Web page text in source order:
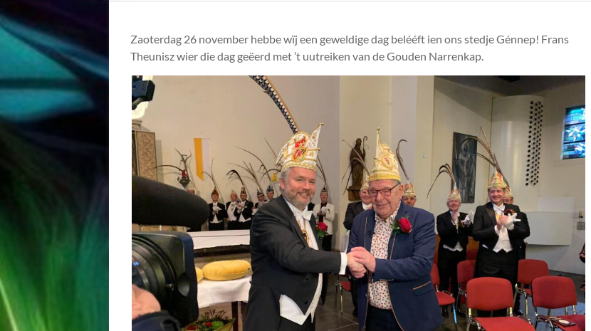
Zaoterdag 26 november hebbe wïj een geweldige dag belééft ien ons stedje Génnep! Frans
Theunisz wier die dag geëerd met ’t uutreiken van de Gouden Narrenkap.